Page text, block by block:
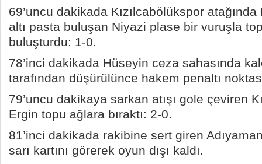
69’uncu dakikada Kızılcabölükspor atağında
altı pasta buluşan Niyazi plase bir vuruşla
buluşturdu: 1-0.
78’inci dakikada Hüseyin ceza sahasında
tarafından düşürülünce hakem penaltı
79’uncu dakikaya sarkan atışı gole çeviren
Ergin topu ağlara bıraktı: 2-0.
81’inci dakikada rakibine sert giren
sarı kartını görerek oyun dışı kaldı.